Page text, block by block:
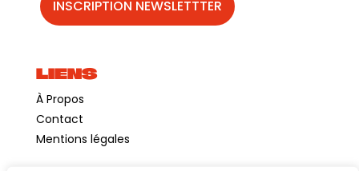
LIENS
À Propos
Contact
Mentions légales